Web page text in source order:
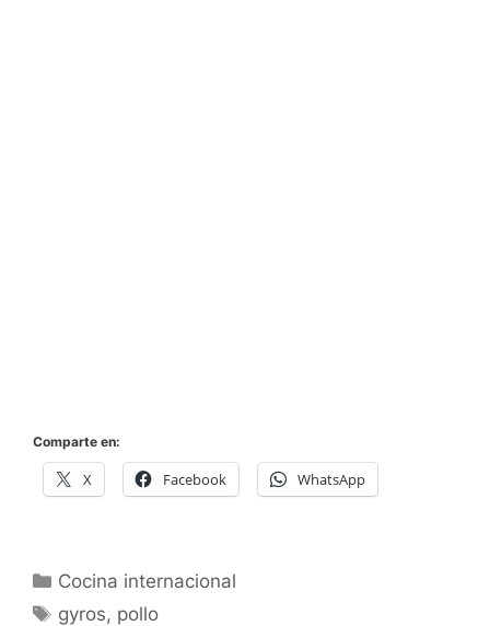
Comparte en:
X Facebook WhatsApp
Categorías
Cocina internacional
Etiquetas
gyros, pollo